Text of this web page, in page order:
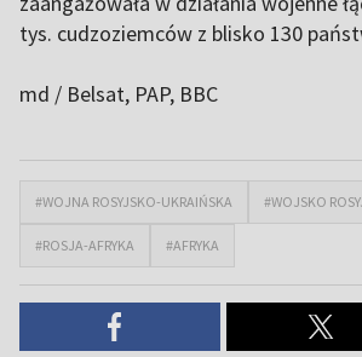
tys. cudzoziemców z blisko 130
md / Belsat, PAP, BBC
#WOJNA ROSYJSKO-UKRAIŃSKA #WOJSKO
#ROSJA-AFRYKA #AFRYKA